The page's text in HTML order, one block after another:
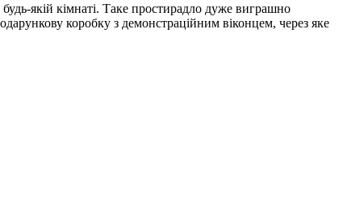
якій кімнаті. Таке простирадло дуже виграшно
коробку з демонстраційним віконцем, через яке